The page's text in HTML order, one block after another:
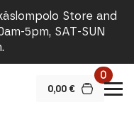
Store and
5pm, SAT-SUN
0,00 €
0